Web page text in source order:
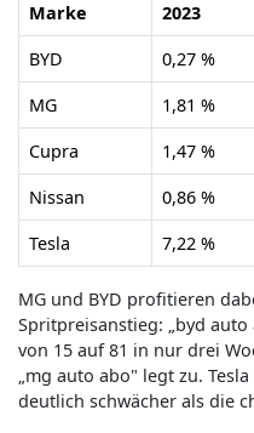
Marke 2023
BYD
0,27 %
MG
1,81 %
Cupra
1,47 %
Nissan
0,86 %
Tesla
7,22 %
MG und BYD profitieren
Spritpreisanstieg: „byd
von 15 auf 81 in nur drei
„mg auto abo" legt zu.
deutlich schwächer als die